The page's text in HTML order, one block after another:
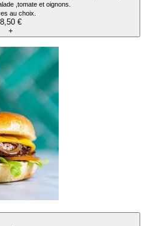
,tomate et oignons.
au choix.
8,50 €
+